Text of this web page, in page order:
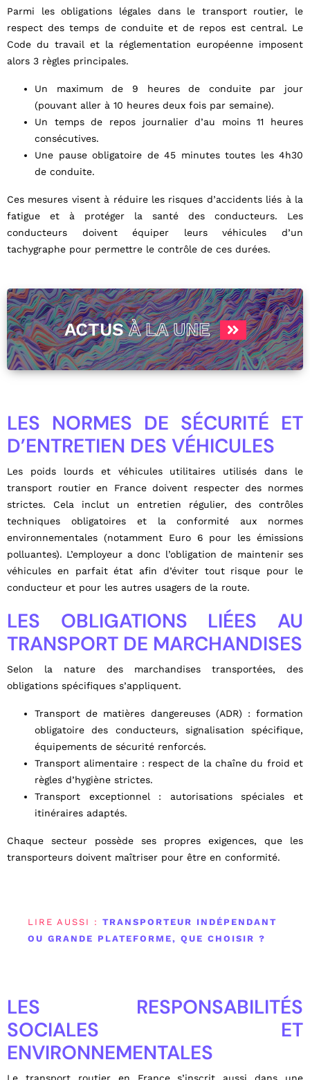
Parmi les obligations légales dans le transport routier, le
respect des temps de conduite et de repos est central. Le
Code du travail et la réglementation européenne imposent
alors 3 règles principales.
Un maximum de 9 heures de conduite par jour
(pouvant aller à 10 heures deux fois par semaine).
Un temps de repos journalier d’au moins 11 heures
consécutives.
Une pause obligatoire de 45 minutes toutes les 4h30
de conduite.
Ces mesures visent à réduire les risques d’accidents liés à la
fatigue et à protéger la santé des conducteurs. Les
conducteurs doivent équiper leurs véhicules d’un
tachygraphe pour permettre le contrôle de ces durées.
ACTUSÀ LA UNE
LES NORMES DE SÉCURITÉ ET
D’ENTRETIEN DES VÉHICULES
Les poids lourds et véhicules utilitaires utilisés dans le
transport routier en France doivent respecter des normes
strictes. Cela inclut un entretien régulier, des contrôles
techniques obligatoires et la conformité aux normes
environnementales (notamment Euro 6 pour les émissions
polluantes). L’employeur a donc l’obligation de maintenir ses
véhicules en parfait état afin d’éviter tout risque pour le
conducteur et pour les autres usagers de la route.
LES OBLIGATIONS LIÉES AU
TRANSPORT DE MARCHANDISES
Selon la nature des marchandises transportées, des
obligations spécifiques s’appliquent.
Transport de matières dangereuses (ADR) : formation
obligatoire des conducteurs, signalisation spécifique,
équipements de sécurité renforcés.
Transport alimentaire : respect de la chaîne du froid et
règles d’hygiène strictes.
Transport exceptionnel : autorisations spéciales et
itinéraires adaptés.
Chaque secteur possède ses propres exigences, que les
transporteurs doivent maîtriser pour être en conformité.
LIRE AUSSI : TRANSPORTEUR INDÉPENDANT
OU GRANDE PLATEFORME, QUE CHOISIR ?
LES RESPONSABILITÉS
SOCIALES ET
ENVIRONNEMENTALES